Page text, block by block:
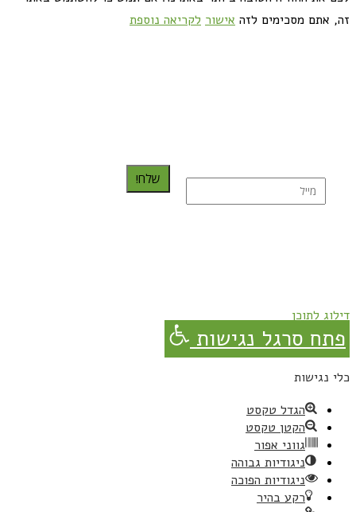
זה, אתם מסכימים לזה אישור לקריאה נוספת
שלח!
דילוג לתוכן
פתח סרגל נגישות
כלי נגישות
הגדל טקסט
הקטן טקסט
גווני אפור
ניגודיות גבוהה
ניגודיות הפוכה
רקע בהיר